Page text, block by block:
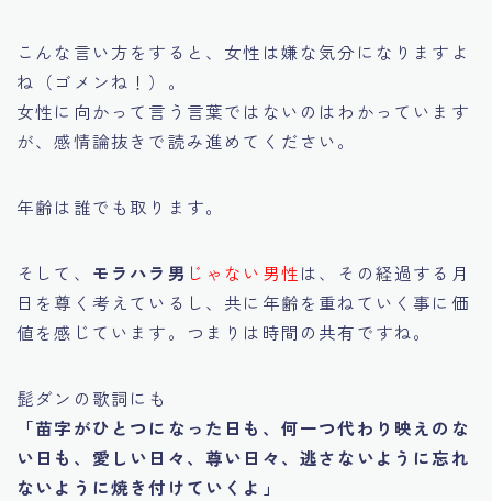
こんな言い方をすると、女性は嫌な気分になりますよ
ね（ゴメンね！）。
女性に向かって言う言葉ではないのはわかっています
が、感情論抜きで読み進めてください。
年齢は誰でも取ります。
そして、 モラハラ男 じゃない男性は、その経過する月
日を尊く考えているし、共に年齢を重ねていく事に価
値を感じています。つまりは時間の共有ですね。
髭ダンの歌詞にも
「苗字がひとつになった日も、何一つ代わり映えのな
い日も、愛しい日々、尊い日々、逃さないように忘れ
ないように焼き付けていくよ」